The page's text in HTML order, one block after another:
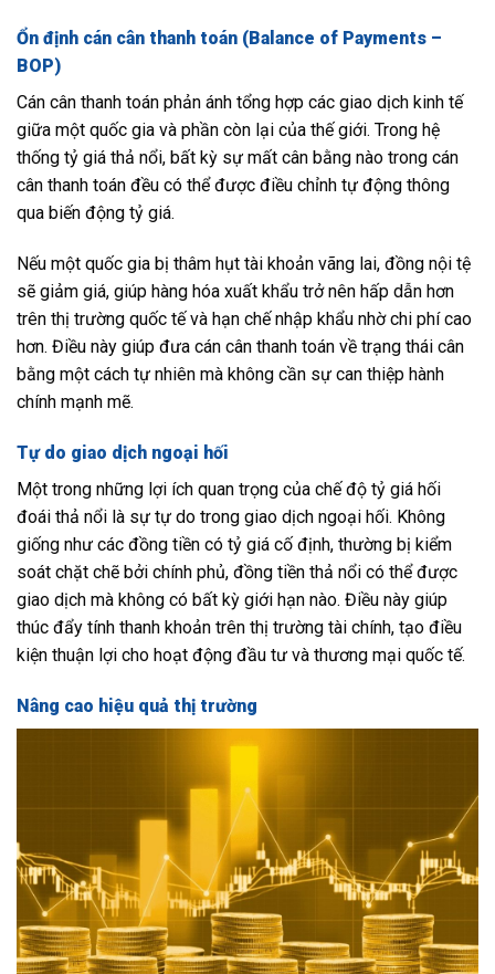
Ổn định cán cân thanh toán (Balance of Payments –
BOP)
Cán cân thanh toán phản ánh tổng hợp các giao dịch kinh tế
giữa một quốc gia và phần còn lại của thế giới. Trong hệ
thống tỷ giá thả nổi, bất kỳ sự mất cân bằng nào trong cán
cân thanh toán đều có thể được điều chỉnh tự động thông
qua biến động tỷ giá.
Nếu một quốc gia bị thâm hụt tài khoản vãng lai, đồng nội tệ
sẽ giảm giá, giúp hàng hóa xuất khẩu trở nên hấp dẫn hơn
trên thị trường quốc tế và hạn chế nhập khẩu nhờ chi phí cao
hơn. Điều này giúp đưa cán cân thanh toán về trạng thái cân
bằng một cách tự nhiên mà không cần sự can thiệp hành
chính mạnh mẽ.
Tự do giao dịch ngoại hối
Một trong những lợi ích quan trọng của chế độ tỷ giá hối
đoái thả nổi là sự tự do trong giao dịch ngoại hối. Không
giống như các đồng tiền có tỷ giá cố định, thường bị kiểm
soát chặt chẽ bởi chính phủ, đồng tiền thả nổi có thể được
giao dịch mà không có bất kỳ giới hạn nào. Điều này giúp
thúc đẩy tính thanh khoản trên thị trường tài chính, tạo điều
kiện thuận lợi cho hoạt động đầu tư và thương mại quốc tế.
Nâng cao hiệu quả thị trường